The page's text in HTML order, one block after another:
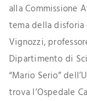
alla Commissione
tema della
Vignozzi,
Dipartimento di
“Mario Serio”
trova l’Ospedale